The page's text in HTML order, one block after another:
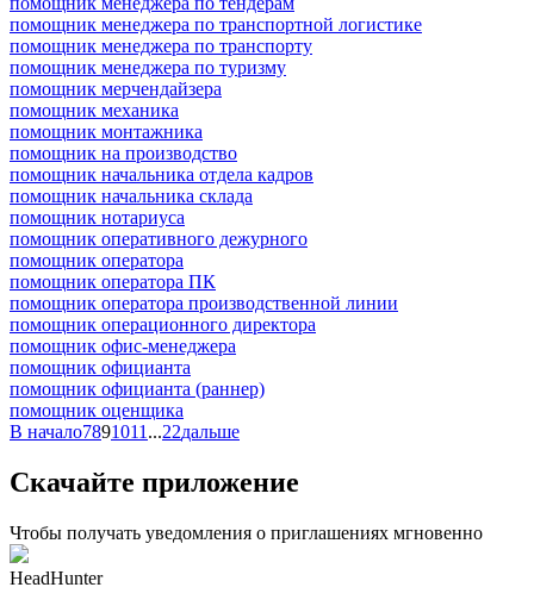
помощник менеджера по транспортной логистике
помощник менеджера по транспорту
помощник менеджера по туризму
помощник мерчендайзера
помощник механика
помощник монтажника
помощник на производство
помощник начальника отдела кадров
помощник начальника склада
помощник нотариуса
помощник оперативного дежурного
помощник оператора
помощник оператора ПК
помощник оператора производственной линии
помощник операционного директора
помощник офис-менеджера
помощник официанта
помощник официанта (раннер)
помощник оценщика
В начало7891011 ...22дальше
Скачайте приложение
Чтобы получать уведомления о приглашениях мгновенно
HeadHunter